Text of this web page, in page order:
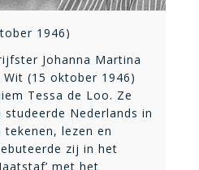
1946)
Johanna Martina
(15 oktober 1946)
Tessa de Loo. Ze
Nederlands in
lezen en
zij in het
met het